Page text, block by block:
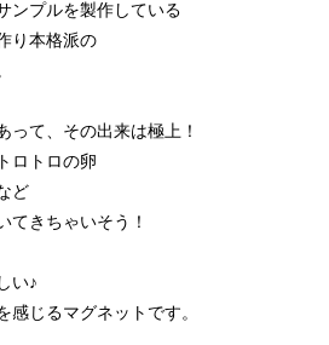
ンプルを製作している
り本格派の
って、その出来は極上！
ロトロの卵
ど
てきちゃいそう！
い♪
感じるマグネットです。